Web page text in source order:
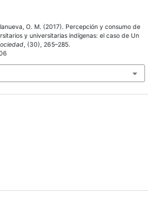
O. M. (2017). Percepción y consumo de
y universitarias indígenas: el caso de Un
, (30), 265–285.